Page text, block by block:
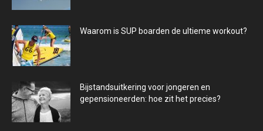
Waarom is SUP boarden de ultieme workout?
Bijstandsuitkering voor jongeren en
gepensioneerden: hoe zit het precies?